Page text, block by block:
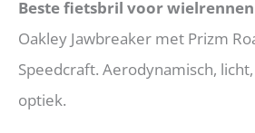
Beste fietsbril voor
Oakley Jawbreaker met Prizm
Speedcraft. Aerodynamisch,
optiek.